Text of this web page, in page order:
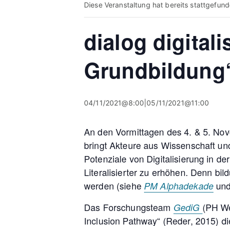
Diese Veranstaltung hat bereits
dialog
04/11/2021@8:00 05/11/2021@11:00
An den Vormittagen des 4. & 5.
bringt Akteure aus Wissenschaft
Potenziale von Digitalisierung in
Literalisierter zu erhöhen. Denn
werden (siehe PM Alphadekadeund
Das Forschungsteam GediG (PH
Inclusion Pathway“ (Reder, 2015)